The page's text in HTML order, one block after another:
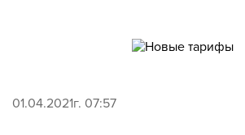
01.04.2021г. 07:57